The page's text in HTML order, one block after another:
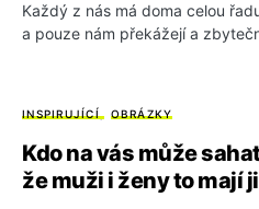
Každý z nás má doma celou
a pouze nám překážejí a
INSPIRUJÍCÍ OBRÁZKY
Kdo na vás může
že muži i ženy to mají